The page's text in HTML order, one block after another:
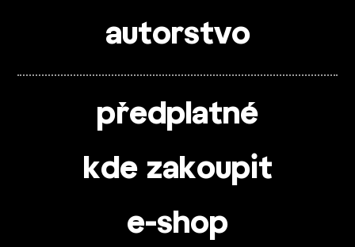
autorstvo
předplatné
kde zakoupit
e-shop